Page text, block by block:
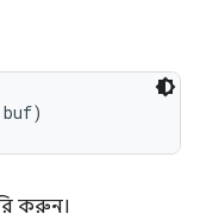
করুন।